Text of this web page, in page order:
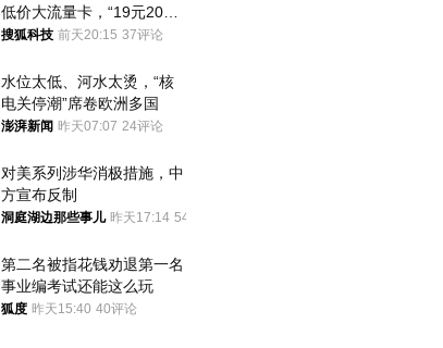
低价大流量卡，“19元200
G”成为历史
搜狐科技 前天20:15 37评论
水位太低、河水太烫，“核
电关停潮”席卷欧洲多国
澎湃新闻 昨天07:07 24评论
对美系列涉华消极措施，中
方宣布反制
洞庭湖边那些事儿 昨天17:14 54评论
第二名被指花钱劝退第一名
事业编考试还能这么玩
狐度 昨天15:40 40评论